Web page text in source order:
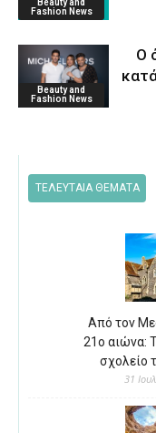
Beauty and
Fashion News
Beauty and
Fashion News
O
ΤΕΛΕΥΤΑΙΑ ΘΕΜΑΤΑ
Από τον
21ο αιώνα:
σχολείο
31